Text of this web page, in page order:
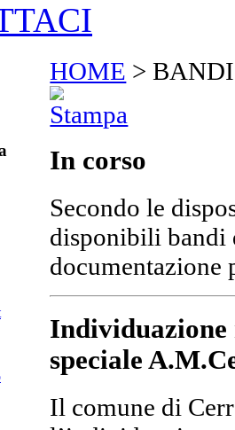
HOME >
In corso
Secondo le
disponibili bandi
documentazione
Individuazione
speciale
Il comune di